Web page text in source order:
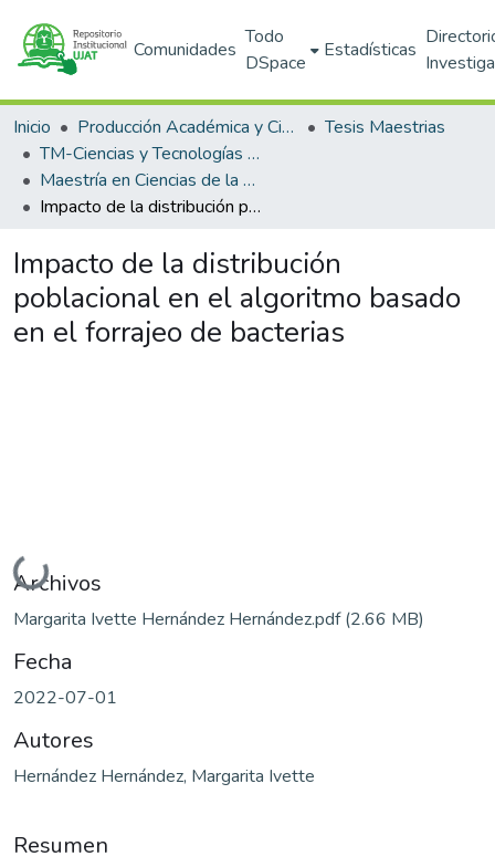
Comunidades
Todo
DSpace
Estadísticas
Inicio Producción Académica y Científica
Tesis Maestrias
TM-Ciencias y Tecnologías de la Información (DACYTI)
Maestría en Ciencias de la Computación (PNPC)
Impacto de la distribución poblacional en el algoritmo basado en el forrajeo de bacterias
Impacto de la distribución
poblacional en el algoritmo basado
en el forrajeo de bacterias
Cargando...
Archivos
Margarita Ivette Hernández Hernández.pdf(2.66 MB)
Fecha
2022-07-01
Autores
Hernández Hernández, Margarita Ivette
Resumen